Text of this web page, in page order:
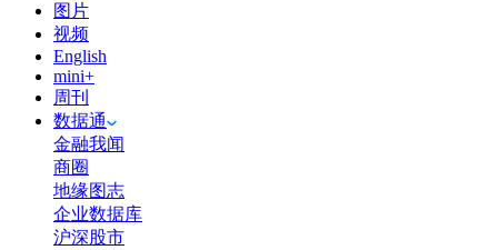
图片
视频
English
mini+
周刊
数据通
金融我闻
商圈
地缘图志
企业数据库
沪深股市